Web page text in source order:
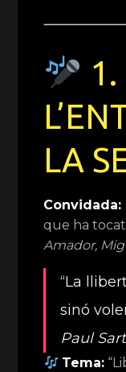
1.
LA
Convidada:
que ha
Amador,
“La
sinó
Paul
Tema: